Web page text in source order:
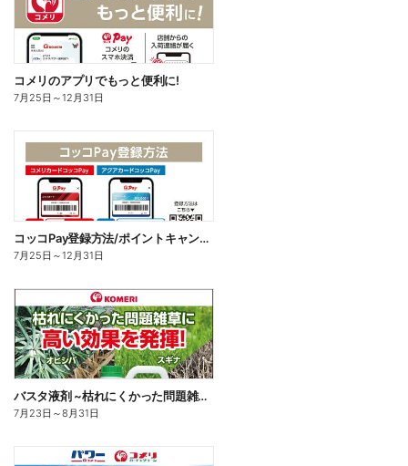
コメリのアプリでもっと便利に!
7月25日 ～12月31日
コッコPay登録方法/ポイントキャンペーン応募方法
7月25日 ～12月31日
バスタ液剤 ~枯れにくかった問題雑草に高い効果を発揮!~
7月23日 ～8月31日